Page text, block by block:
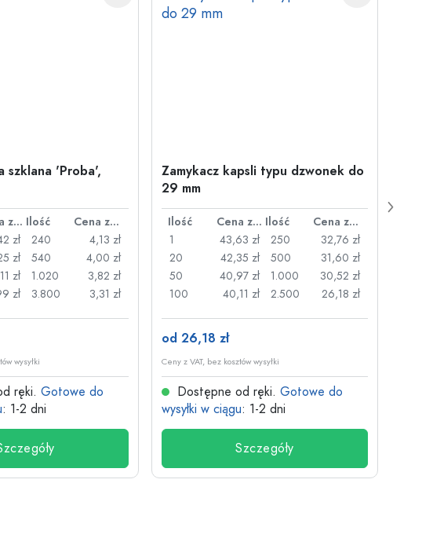
szklana 'Proba',
Cena za sztukę Ilość
Cena za sztukę
zł
zł
zł
zł
240
4,13 zł
540
4,00 zł
1.020
3,82 zł
3.800
3,31 zł
wysyłki
ręki. Gotowe do
: 1-2 dni
Zamykacz kapsli typu dzwonek do
29 mm
Ilość Cena za sztukę Ilość
Cena za sztukę
1
43,63 zł
20
42,35 zł
50
40,97 zł
100
40,11 zł
250
32,76 zł
500
31,60 zł
1.000
30,52 zł
2.500
26,18 zł
od 26,18 zł
Ceny z VAT, bez kosztów wysyłki
Dostępne od ręki. Gotowe do
wysyłki w ciągu: 1-2 dni
Szczegóły